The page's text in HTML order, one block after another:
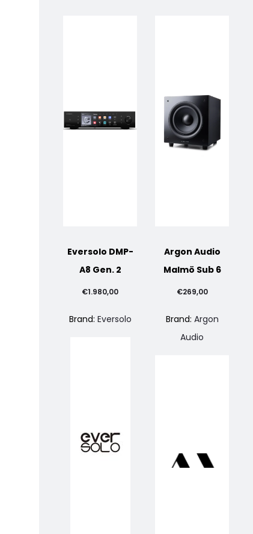
Eversolo DMP-
A8 Gen. 2
€1.980,00
Brand: Eversolo
Argon Audio
Malmö Sub 6
€269,00
Brand: Argon
Audio